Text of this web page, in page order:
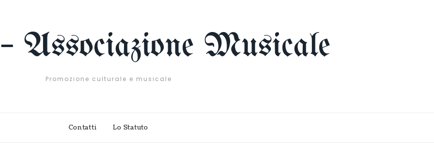
Associazione Musicale
Promozione culturale e musicale
Contatti Lo Statuto